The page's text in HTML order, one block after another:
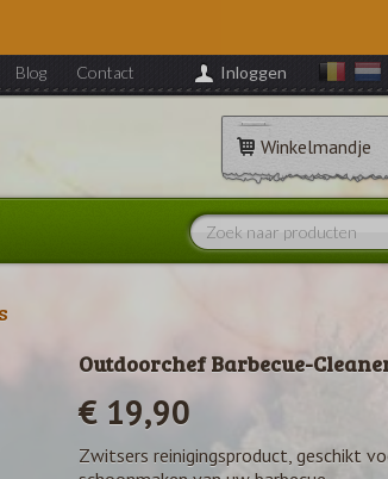
Blog Contact Inloggen
Winkelmandje
Outdoorchef Barbecue-
€ 19,90
Zwitsers reinigingsproduct, geschikt